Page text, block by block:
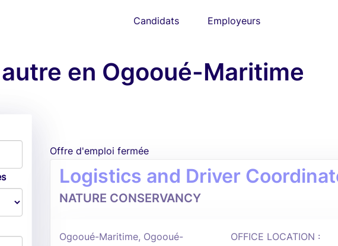
Candidats Employeurs
en Ogooué-Maritime
Offre d'emploi fermée
Logistics and Driver
NATURE CONSERVANCY
Ogooué-Maritime, Ogooué-
OFFICE LOCATION :